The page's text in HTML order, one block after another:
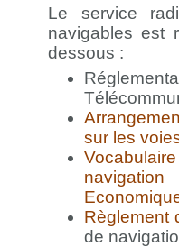
Le service
navigables est
dessous :
sur les
Règlement
de